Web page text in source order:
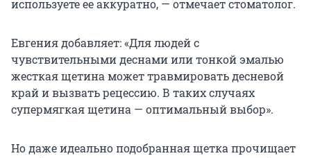
используете ее аккуратно, — отмечает стоматолог.
Евгения добавляет: «Для людей с
чувствительными деснами или тонкой эмалью
жесткая щетина может травмировать десневой
край и вызвать рецессию. В таких случаях
супермягкая щетина — оптимальный выбор».
Но даже идеально подобранная щетка прочищает